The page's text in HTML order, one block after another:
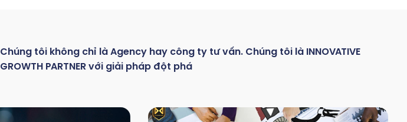
Chúng tôi không chỉ là Agency hay công ty tư vấn. Chúng tôi là
INNOVATIVE
GROWTH PARTNER với giải pháp đột phá